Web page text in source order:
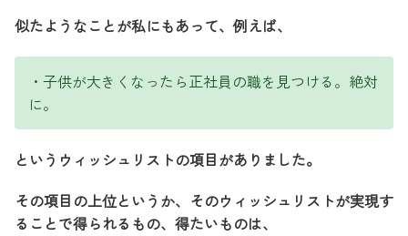
似たようなことが私にもあって、例えば、
・子供が大きくなったら正社員の職を見つける。絶対
に。
というウィッシュリストの項目がありました。
その項目の上位というか、そのウィッシュリストが実現す
ることで得られるもの、得たいものは、